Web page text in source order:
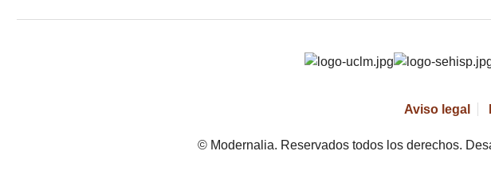
Aviso legal
© Modernalia. Reservados todos los derechos.